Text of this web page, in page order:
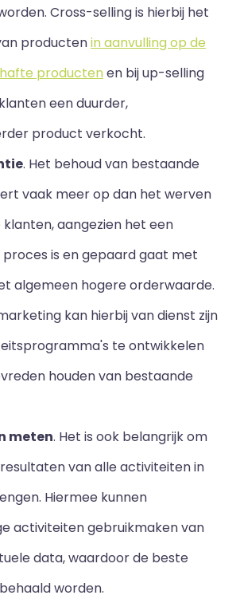
Cross-selling is hierbij het
productenin aanvulling op de
productenen bij up-selling
een duurder,
product verkocht.
. Het behoud van bestaande
vaak meer op dan het werven
klanten, aangezien het een
is en gepaard gaat met
algemeen hogere orderwaarde.
kan hierbij van dienst zijn
te ontwikkelen
houden van bestaande
meten. Het is ook belangrijk om
van alle activiteiten in
Hiermee kunnen
activiteiten gebruikmaken van
data, waardoor de beste
worden.